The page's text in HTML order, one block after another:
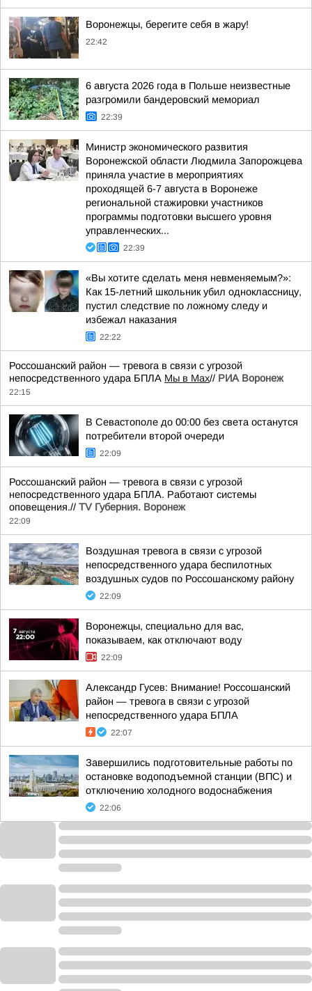
Воронежцы, берегите себя в жару!
22:42
6 августа 2026 года в Польше неизвестные
разгромили бандеровский мемориал
22:39
Министр экономического развития
Воронежской области Людмила Запорожцева
приняла участие в мероприятиях
проходящей 6-7 августа в Воронеже
региональной стажировки участников
программы подготовки высшего уровня
управленческих...
22:39
«Вы хотите сделать меня невменяемым?»:
Как 15-летний школьник убил одноклассницу,
пустил следствие по ложному следу и
избежал наказания
22:22
Россошанский район — тревога в связи с угрозой
непосредственного удара БПЛА Мы в Мах// РИА Воронеж
22:15
В Севастополе до 00:00 без света останутся
потребители второй очереди
22:09
Россошанский район — тревога в связи с угрозой
непосредственного удара БПЛА. Работают системы
оповещения.// TV Губерния. Воронеж
22:09
Воздушная тревога в связи с угрозой
непосредственного удара беспилотных
воздушных судов по Россошанскому району
22:09
Воронежцы, специально для вас,
показываем, как отключают воду
22:09
Александр Гусев: Внимание! Россошанский
район — тревога в связи с угрозой
непосредственного удара БПЛА
22:07
Завершились подготовительные работы по
остановке водоподъемной станции (ВПС) и
отключению холодного водоснабжения
22:06